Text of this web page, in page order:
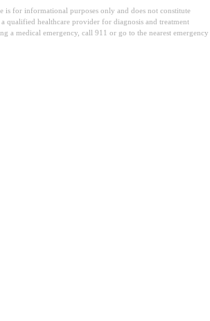
is for informational purposes only and does not constitute
qualified healthcare provider for diagnosis and treatment
a medical emergency, call 911 or go to the nearest emergency